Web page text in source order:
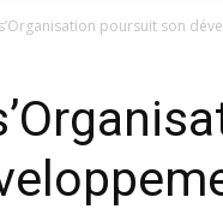
poursuit son